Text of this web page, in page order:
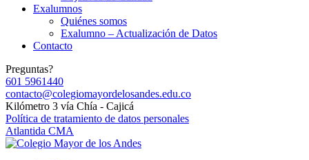
Exalumnos
Quiénes somos
Exalumno – Actualización de Datos
Contacto
Preguntas?
601 5961440
contacto@colegiomayordelosandes.edu.co
Kilómetro 3 vía Chía - Cajicá
Política de tratamiento de datos personales
Atlantida CMA